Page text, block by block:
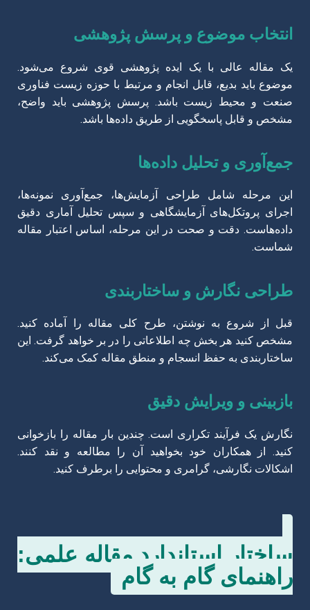
انتخاب موضوع و پرسش پژوهشی
یک مقاله عالی با یک ایده پژوهشی قوی شروع می‌شود.
موضوع باید بدیع، قابل انجام و مرتبط با حوزه زیست فناوری
صنعت و محیط زیست باشد. پرسش پژوهشی باید واضح،
مشخص و قابل پاسخگویی از طریق داده‌ها باشد.
جمع‌آوری و تحلیل داده‌ها
این مرحله شامل طراحی آزمایش‌ها، جمع‌آوری نمونه‌ها،
اجرای پروتکل‌های آزمایشگاهی و سپس تحلیل آماری دقیق
داده‌هاست. دقت و صحت در این مرحله، اساس اعتبار مقاله
شماست.
طراحی نگارش و ساختاربندی
قبل از شروع به نوشتن، طرح کلی مقاله را آماده کنید.
مشخص کنید هر بخش چه اطلاعاتی را در بر خواهد گرفت. این
ساختاربندی به حفظ انسجام و منطق مقاله کمک می‌کند.
بازبینی و ویرایش دقیق
نگارش یک فرآیند تکراری است. چندین بار مقاله را بازخوانی
کنید. از همکاران خود بخواهید آن را مطالعه و نقد کنند.
اشکالات نگارشی، گرامری و محتوایی را برطرف کنید.
ساختار استاندارد مقاله علمی:
راهنمای گام به گام